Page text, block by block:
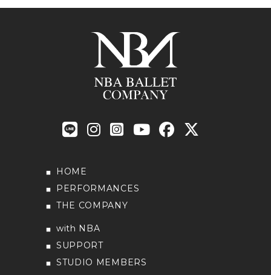
HOME
PERFORMANCES
THE COMPANY
with NBA
SUPPORT
STUDIO MEMBERS